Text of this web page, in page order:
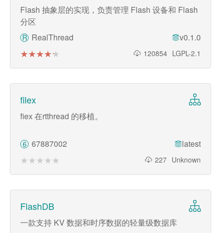
Flash 抽象层的实现，负责管理 Flash 设备和 Flash
分区
R RealThread v0.1.0
★★★★★
★★★★★ 120854 LGPL-2.1
filex
fiex 在rtthread 的移植。
6 67887002 latest
★★★★★
★★★★★ 227 Unknown
FlashDB
一款支持 KV 数据和时序数据的轻量级数据库